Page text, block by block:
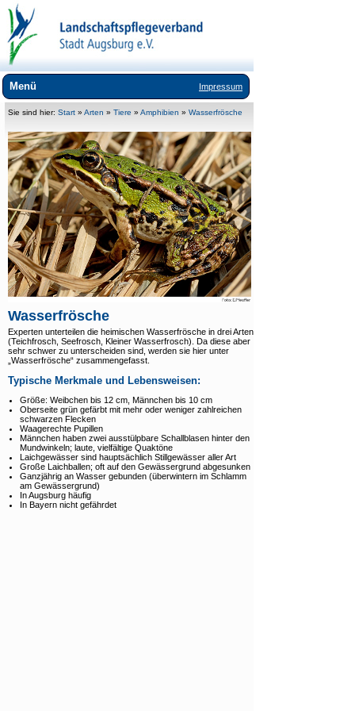
Impressum
Menü
Wir über uns
Landschaftspflege
Umweltbildung
Lebensräume
Arten
+
Tiere
+
Pflanzen
Exoten
Downloads
Links
Sie sind hier: Start » Arten » Tiere » Amphibien » Wasserfrösche
Wasserfrösche
Experten unterteilen die heimischen Wasserfrösche in drei Arten
(Teichfrosch, Seefrosch, Kleiner Wasserfrosch). Da diese aber
sehr schwer zu unterscheiden sind, werden sie hier unter
„Wasserfrösche“ zusammengefasst.
Typische Merkmale und Lebensweisen:
Größe: Weibchen bis 12 cm, Männchen bis 10 cm
Oberseite grün gefärbt mit mehr oder weniger zahlreichen
schwarzen Flecken
Waagerechte Pupillen
Männchen haben zwei ausstülpbare Schallblasen hinter den
Mundwinkeln; laute, vielfältige Quaktöne
Laichgewässer sind hauptsächlich Stillgewässer aller Art
Große Laichballen; oft auf den Gewässergrund abgesunken
Ganzjährig an Wasser gebunden (überwintern im Schlamm
am Gewässergrund)
In Augsburg häufig
In Bayern nicht gefährdet